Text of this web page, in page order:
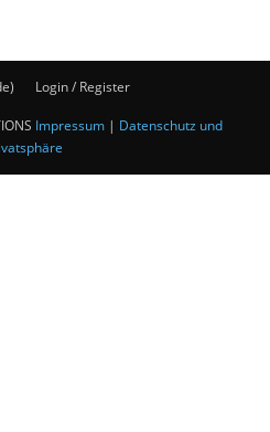
Login / Register
Impressum| Datenschutz und